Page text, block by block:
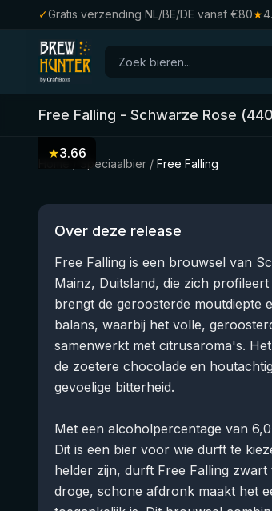
✓Gratis verzending NL/BE/DE vanaf €80★
Free Falling - Schwarze Rose (440
Speciaalbier / Free Falling
★3.66
Over deze release
Free Falling is een brouwsel van
Mainz, Duitsland, die zich
brengt de geroosterde moutdiepte
balans, waarbij het volle,
samenwerkt met citrusaroma's.
de zoetere chocolade en
gevoelige bitterheid.
Met een alcoholpercentage van
Dit is een bier voor wie durft te
helder zijn, durft Free Falling
droge, schone afdronk maakt het